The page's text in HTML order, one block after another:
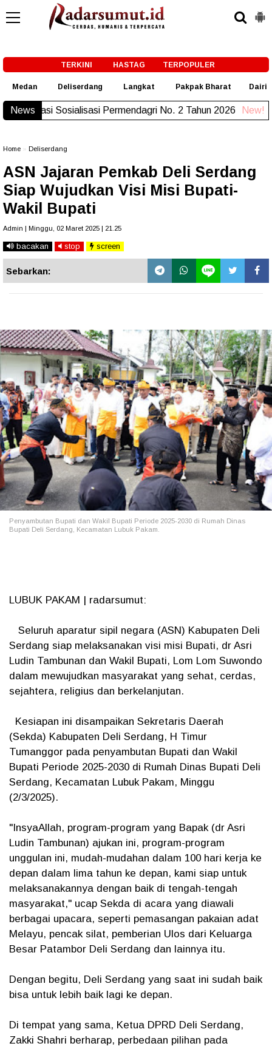
TERKINI HASTAG TERPOPULER
Medan Deliserdang Langkat Pakpak Bharat Dairi
News Misi Utama Asta Cita Presiden berhasil di
Home Deliserdang
ASN Jajaran Pemkab Deli Serdang
Siap Wujudkan Visi Misi Bupati-
Wakil Bupati
Admin | Minggu, 02 Maret 2025 | 21.25
bacakan stop screen
Sebarkan:
Penyambutan Bupati dan Wakil Bupati Periode 2025-2030 di Rumah Dinas
Bupati Deli Serdang, Kecamatan Lubuk Pakam.
LUBUK PAKAM | radarsumut:
Seluruh aparatur sipil negara (ASN) Kabupaten Deli
Serdang siap melaksanakan visi misi Bupati, dr Asri
Ludin Tambunan dan Wakil Bupati, Lom Lom Suwondo
dalam mewujudkan masyarakat yang sehat, cerdas,
sejahtera, religius dan berkelanjutan.
Kesiapan ini disampaikan Sekretaris Daerah
(Sekda) Kabupaten Deli Serdang, H Timur
Tumanggor pada penyambutan Bupati dan Wakil
Bupati Periode 2025-2030 di Rumah Dinas Bupati Deli
Serdang, Kecamatan Lubuk Pakam, Minggu
(2/3/2025).
"InsyaAllah, program-program yang Bapak (dr Asri
Ludin Tambunan) ajukan ini, program-program
unggulan ini, mudah-mudahan dalam 100 hari kerja ke
depan dalam lima tahun ke depan, kami siap untuk
melaksanakannya dengan baik di tengah-tengah
masyarakat," ucap Sekda di acara yang diawali
berbagai upacara, seperti pemasangan pakaian adat
Melayu, pencak silat, pemberian Ulos dari Keluarga
Besar Patambor Deli Serdang dan lainnya itu.
Dengan begitu, Deli Serdang yang saat ini sudah baik
bisa untuk lebih baik lagi ke depan.
Di tempat yang sama, Ketua DPRD Deli Serdang,
Zakki Shahri berharap, perbedaan pilihan pada